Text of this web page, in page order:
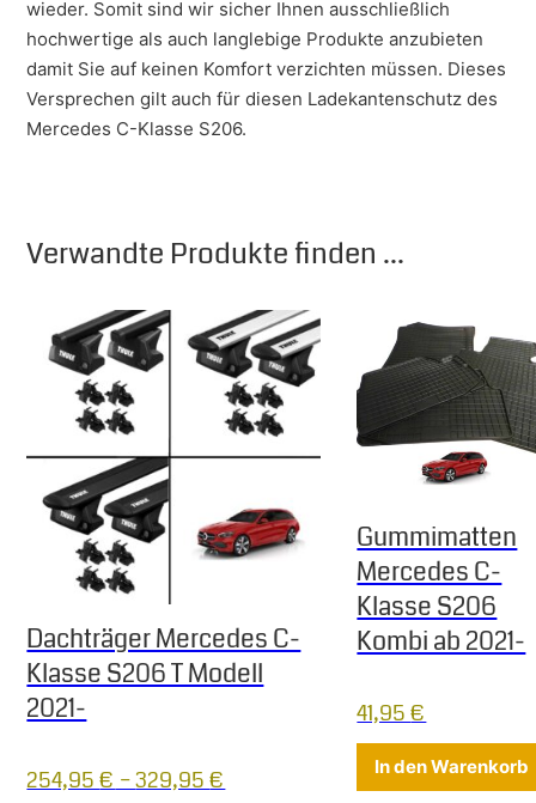
wieder. Somit sind wir sicher Ihnen ausschließlich
hochwertige als auch langlebige Produkte anzubieten
damit Sie auf keinen Komfort verzichten müssen. Dieses
Versprechen gilt auch für diesen Ladekantenschutz des
Mercedes C-Klasse S206.
Verwandte Produkte finden ...
Dachträger Mercedes C-
Klasse S206 T Modell
2021-
254,95€ –329,95€
Gummimatten
Mercedes C-
Klasse S206
Kombi ab 2021-
41,95€
In den Warenkorb